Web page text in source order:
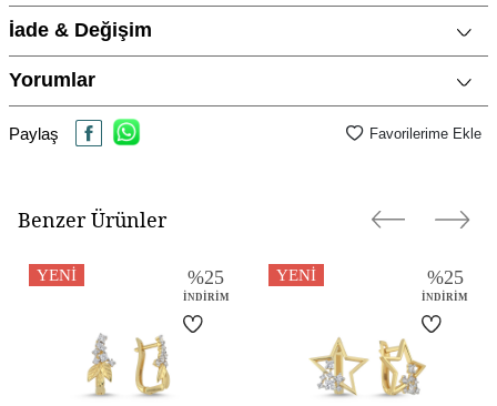
Cinsiyet
Metal Cinsi 14 Ayar Altın
Materyal Rengi Sarı Altın / Gold
İade & Değişim
Yorumlar
Paylaş Favorilerime Ekle
Benzer Ürünler
YENI %25
İNDIRIM
YENI %25
İNDIRIM